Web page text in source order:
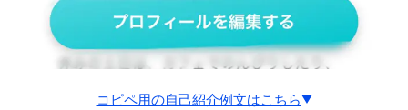
コピペ用の自己紹介例文はこちら